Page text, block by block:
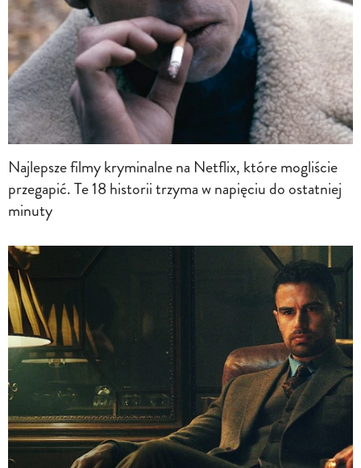
Najlepsze filmy kryminalne na Netflix, które mogliście
przegapić. Te 18 historii trzyma w napięciu do ostatniej
minuty